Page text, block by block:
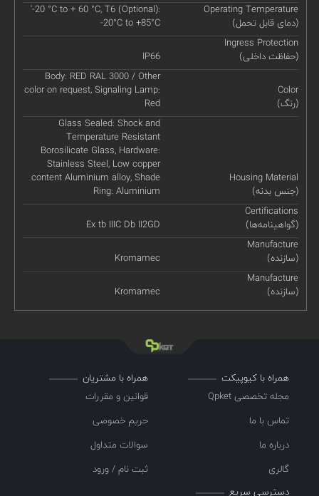
Operating Temperature
(دمای قابل تحمل)
'-20 °C to + 60 °C, T6 (Optional):
-20°C to +85°C
Ingress Protection
(حفاظت داخلی)
IP66
Color
(رنگ)
Body: RED RAL 3000 / Other
color on request, Signaling Lamp:
Red
Housing Material
(جنس بدنه)
Glass Sealed: Shock and
Temperature Resistant
Borosilicate Glass, Hardware:
Stainless Steel, Low copper
content Aluminium alloy, Shade
Ring: Aluminium
Certifications
(گواهینامه‌ها)
Ex tb IIIC Db II2GD
Manufacture
(سازنده)
Kromamec
Manufacture
(سازنده)
Kromamec
همراه با کیوپیکت
مجله تخصصی Qpket
تماس با ما
درباره ما
گالری
همراه با مشتریان
قوانین و مقررات
حریم خصوصی
سوالات متداول
ثبت نام / ورود
دسترسی سریع